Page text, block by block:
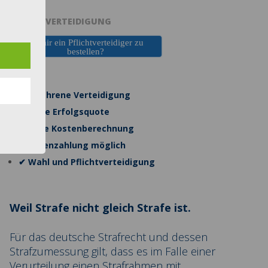
PFLICHTVERTEIDIGUNG
Ist mir ein Pflichtverteidiger zu
bestellen?
✔ Erfahrene Verteidigung
✔ Hohe Erfolgsquote
✔ Faire Kostenberechnung
✔ Ratenzahlung möglich
✔ Wahl und Pflichtverteidigung
Weil Strafe nicht gleich Strafe ist.
Für das deutsche Strafrecht und dessen
Strafzumessung gilt, dass es im Falle einer